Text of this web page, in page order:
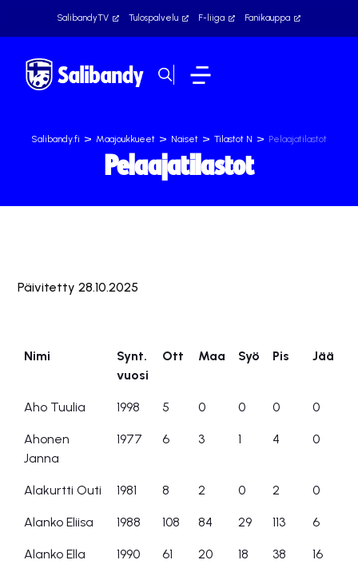
SalibandyTV Tulospalvelu F-liiga Fanikauppa
Salibandy.fi > Maajoukkueet > Naiset > Tilastot N > Pelaajatilastot
Pelaajatilastot
Päivitetty 28.10.2025
Nimi
Synt.
vuosi
Ott Maa Syö Pis Jää
Nimi
Synt.
Ott Maa Syö Pis Jää
Aho Tuulia 1998 5 0 0 0 0
Ahonen
Janna
1977 6 3 1 4 0
Alakurtti Outi 1981 8 2 0 2 0
Alanko Eliisa 1988 108 84 29 113 6
Alanko Ella 1990 61 20 18 38 16